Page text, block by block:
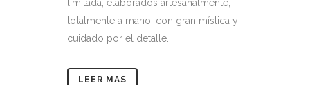
limitada, elaborados artesanalmente,
totalmente a mano, con gran mística y
cuidado por el detalle....
LEER MAS